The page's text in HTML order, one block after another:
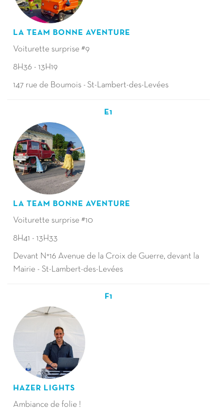
LA TEAM BONNE AVENTURE
Voiturette surprise #9
8H36 - 13H19
147 rue de Boumois - St-Lambert-des-Levées
E1
LA TEAM BONNE AVENTURE
Voiturette surprise #10
8H41 - 13H33
Devant N°16 Avenue de la Croix de Guerre, devant la
Mairie - St-Lambert-des-Levées
F1
HAZER LIGHTS
Ambiance de folie !